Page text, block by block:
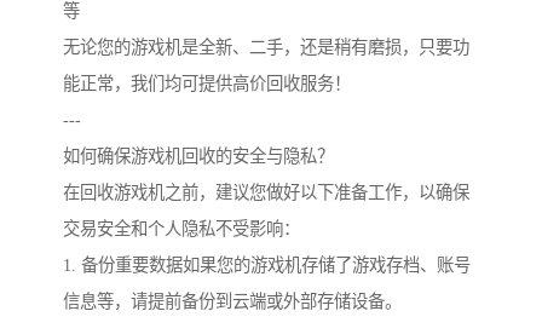
等
无论您的游戏机是全新、二手，还是稍有磨损，只要功
能正常，我们均可提供高价回收服务！
---
如何确保游戏机回收的安全与隐私？
在回收游戏机之前，建议您做好以下准备工作，以确保
交易安全和个人隐私不受影响：
1. 备份重要数据如果您的游戏机存储了游戏存档、账号
信息等，请提前备份到云端或外部存储设备。